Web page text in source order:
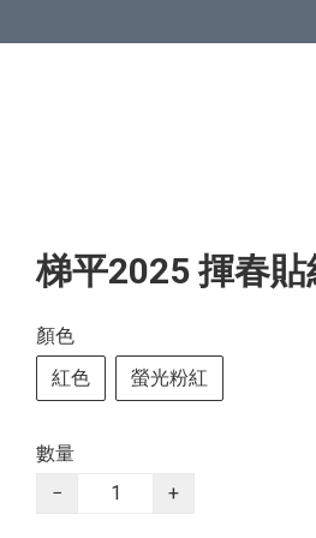
梯平2025 揮春貼
顏色
紅色
螢光粉紅
數量
−
+